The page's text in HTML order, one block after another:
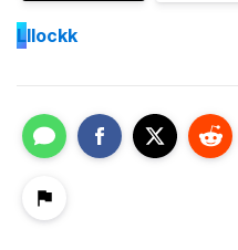
Lllockk